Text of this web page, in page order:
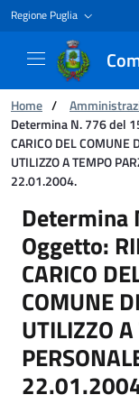
Regione Puglia
Ti trovi in:
Home /
Determina N. 776 del
CARICO DEL COMUNE
UTILIZZO A TEMPO
22.01.2004.
Determina N.
Oggetto:
CARICO
COMUNE
UTILIZZO